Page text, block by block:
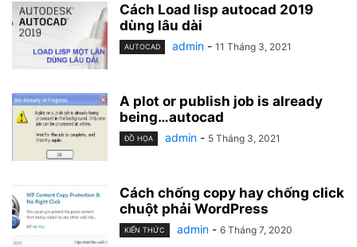
Cách Load lisp autocad 2019
dùng lâu dài
AUTOCAD admin - 11 Tháng 3, 2021
A plot or publish job is already
being…autocad
ĐỒ HỌA admin - 5 Tháng 3, 2021
Cách chống copy hay chống click
chuột phải WordPress
KIẾN THỨC admin - 6 Tháng 7, 2020